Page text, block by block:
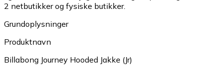
2 netbutikker og fysiske butikker.
Grundoplysninger
Produktnavn
Billabong Journey Hooded Jakke (Jr)